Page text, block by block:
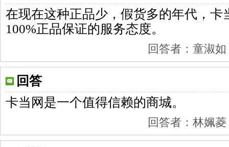
在现在这种正品少，假货多的年代，卡
100%正品保证的服务态度。
回答者：童淑
回答
卡当网是一个值得信赖的商城。
回答者：林姵